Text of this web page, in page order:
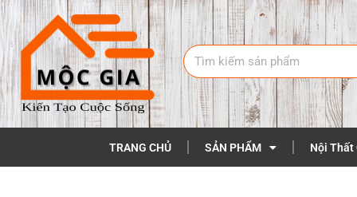
TRANG CHỦ SẢN PHẨM Nội Thất